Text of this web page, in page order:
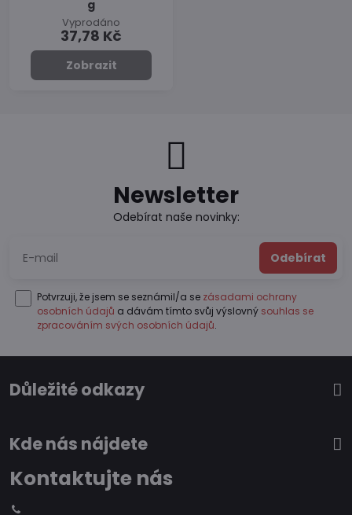
g
Vyprodáno
37,78 Kč
Zobrazit
Newsletter
Odebírat naše novinky:
Odebírat
Potvrzuji, že jsem se seznámil/a se zásadami ochrany
osobních údajů a dávám tímto svůj výslovný souhlas se
zpracováním svých osobních údajů.
Důležité odkazy
Kde nás nájdete
Kontaktujte nás